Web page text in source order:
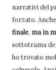
narrativi del
forzato.
finale, ma in
sottotrama
ho trovato